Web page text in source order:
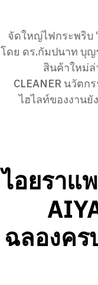
จัดใหญ่ไฟกระพริบ
โดย ดร.กัมปนาท บุญ
สินค้าใหม่ล่
CLEANER นวัต
ไฮไลท์ของงาน
ไอยราแ
ฉลองคร